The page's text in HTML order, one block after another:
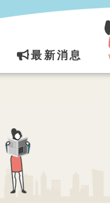
最新消息